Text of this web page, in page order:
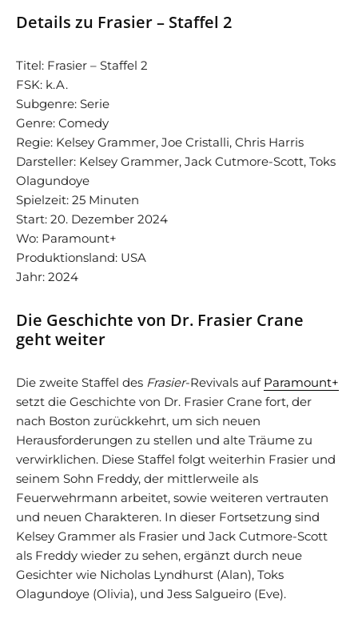
Details zu Frasier – Staffel 2
Titel: Frasier – Staffel 2
FSK: k.A.
Subgenre: Serie
Genre: Comedy
Regie: Kelsey Grammer, Joe Cristalli, Chris Harris
Darsteller: Kelsey Grammer, Jack Cutmore-Scott, Toks
Olagundoye
Spielzeit: 25 Minuten
Start: 20. Dezember 2024
Wo: Paramount+
Produktionsland: USA
Jahr: 2024
Die Geschichte von Dr. Frasier Crane
geht weiter
Die zweite Staffel des Frasier-Revivals auf Paramount+
setzt die Geschichte von Dr. Frasier Crane fort, der
nach Boston zurückkehrt, um sich neuen
Herausforderungen zu stellen und alte Träume zu
verwirklichen. Diese Staffel folgt weiterhin Frasier und
seinem Sohn Freddy, der mittlerweile als
Feuerwehrmann arbeitet, sowie weiteren vertrauten
und neuen Charakteren. In dieser Fortsetzung sind
Kelsey Grammer als Frasier und Jack Cutmore-Scott
als Freddy wieder zu sehen, ergänzt durch neue
Gesichter wie Nicholas Lyndhurst (Alan), Toks
Olagundoye (Olivia), und Jess Salgueiro (Eve).